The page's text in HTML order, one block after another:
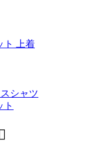
ト 上着
シャツ
ト